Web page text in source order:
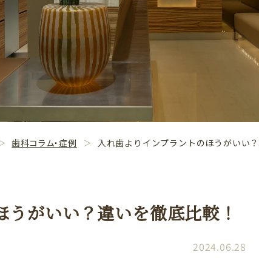
歯科コラム・症例 入れ歯よりインプラントのほうがいい
がいい？違いを徹底比較！
2024.06.28